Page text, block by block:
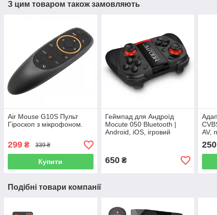
З цим товаром також замовляють
Air Mouse G10S Пульт
Гіроскоп з мікрофоном.
299 ₴ 339 ₴
Купити
Геймпад для Андроїд
Mocute 050 Bluetooth |
Android, iOS, ігровий
650₴
AV,
250
Подібні товари компанії